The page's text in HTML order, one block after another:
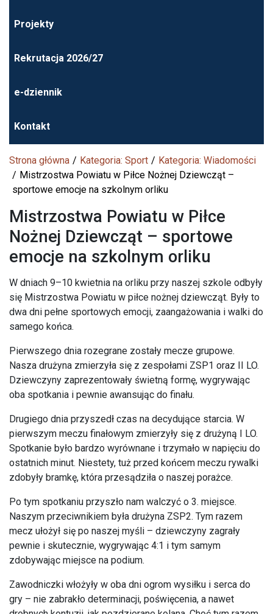
Projekty
Rekrutacja 2026/27
e-dziennik
Kontakt
Strona główna Kategoria: Sport
Kategoria: Wiadomości
Mistrzostwa Powiatu w Piłce Nożnej Dziewcząt –
sportowe emocje na szkolnym orliku
Mistrzostwa Powiatu w Piłce
Nożnej Dziewcząt – sportowe
emocje na szkolnym orliku
W dniach 9–10 kwietnia na orliku przy naszej szkole odbyły
się Mistrzostwa Powiatu w piłce nożnej dziewcząt. Były to
dwa dni pełne sportowych emocji, zaangażowania i walki do
samego końca.
Pierwszego dnia rozegrane zostały mecze grupowe.
Nasza drużyna zmierzyła się z zespołami ZSP1 oraz II LO.
Dziewczyny zaprezentowały świetną formę, wygrywając
oba spotkania i pewnie awansując do finału.
Drugiego dnia przyszedł czas na decydujące starcia. W
pierwszym meczu finałowym zmierzyły się z drużyną I LO.
Spotkanie było bardzo wyrównane i trzymało w napięciu do
ostatnich minut. Niestety, tuż przed końcem meczu rywalki
zdobyły bramkę, która przesądziła o naszej porażce.
Po tym spotkaniu przyszło nam walczyć o 3. miejsce.
Naszym przeciwnikiem była drużyna ZSP2. Tym razem
mecz ułożył się po naszej myśli – dziewczyny zagrały
pewnie i skutecznie, wygrywając 4:1 i tym samym
zdobywając miejsce na podium.
Zawodniczki włożyły w oba dni ogrom wysiłku i serca do
gry – nie zabrakło determinacji, poświęcenia, a nawet